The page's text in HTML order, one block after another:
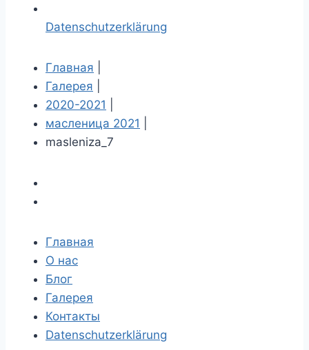
Datenschutzerklärung
Главная
Галерея
2020-2021
масленица 2021
masleniza_7
Главная
О нас
Блог
Галерея
Контакты
Datenschutzerklärung